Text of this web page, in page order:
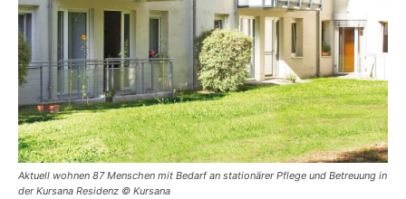
Aktuell wohnen 87 Menschen mit Bedarf an stationärer Pflege und Betreuung in
der Kursana Residenz © Kursana